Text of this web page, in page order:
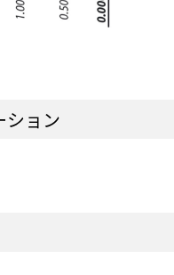
ション